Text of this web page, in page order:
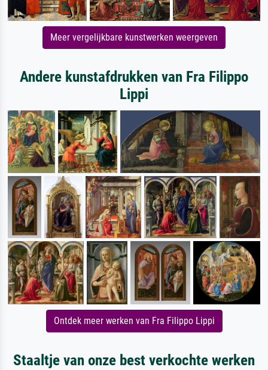
Meer vergelijkbare kunstwerken weergeven
Andere kunstafdrukken van Fra Filippo
Lippi
Ontdek meer werken van Fra Filippo Lippi
Staaltje van onze best verkochte werken